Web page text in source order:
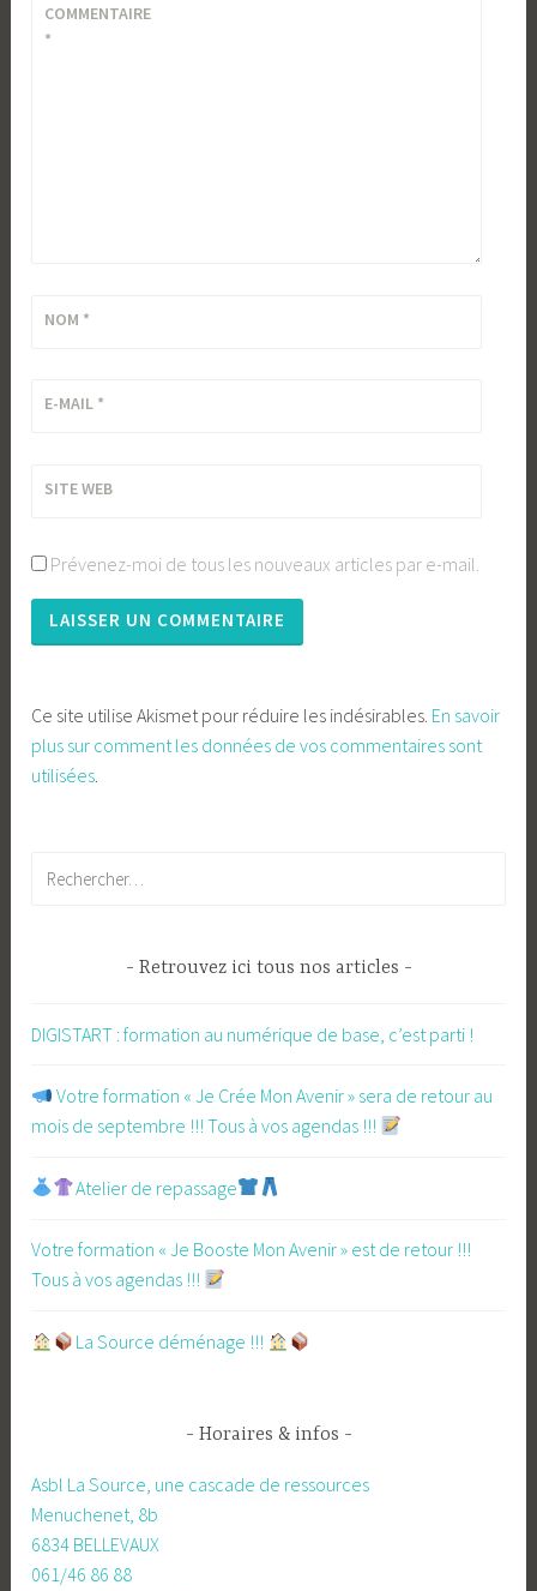
COMMENTAIRE
*
NOM *
E-MAIL *
SITE WEB
Prévenez-moi de tous les nouveaux articles par e-mail.
Ce site utilise Akismet pour réduire les indésirables. En savoir
plus sur comment les données de vos commentaires sont
utilisées
Retrouvez ici tous nos articles
DIGISTART : formation au numérique de base, c’est parti !
​ Votre formation « Je Crée Mon Avenir » sera de retour au
mois de septembre !!! Tous à vos agendas !!!
Atelier de repassage​
Votre formation « Je Booste Mon Avenir » est de retour !!!
Tous à vos agendas !!!
​La Source déménage !!!
Horaires & infos
Asbl La Source, une cascade de ressources
Menuchenet, 8b
6834 BELLEVAUX
061/46 86 88